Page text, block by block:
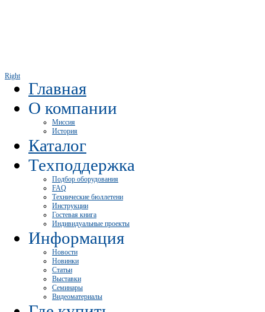
Right
Главная
О компании
Миссия
История
Каталог
Техподдержка
Подбор оборудования
FAQ
Технические бюллетени
Инструкции
Гостевая книга
Индивидуальные проекты
Информация
Новости
Новинки
Статьи
Выставки
Семинары
Видеоматериалы